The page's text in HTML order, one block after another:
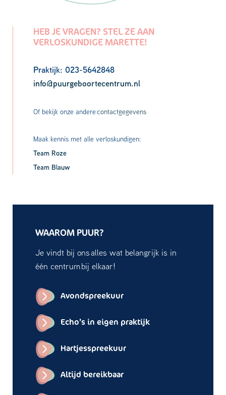
HEB JE VRAGEN? STEL ZE AAN
VERLOSKUNDIGE MARETTE!
Praktijk: 023-5642848
info@puurgeboortecentrum.nl
Of bekijk onze anderecontactgegevens
Maak kennis met alle verloskundigen:
Team Roze
Team Blauw
WAAROM PUUR?
Je vindt bij ons alles wat belangrijk is in
één centrum bij elkaar!
Avondspreekuur
Echo’s in eigen praktijk
Hartjesspreekuur
Altijd bereikbaar